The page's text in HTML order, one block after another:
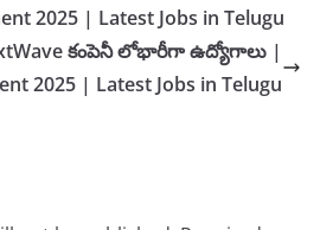
2025 | Latest Jobs in Telugu
కంపెనీ లోభారీగా ఉద్యోగాలు |
2025 | Latest Jobs in Telugu